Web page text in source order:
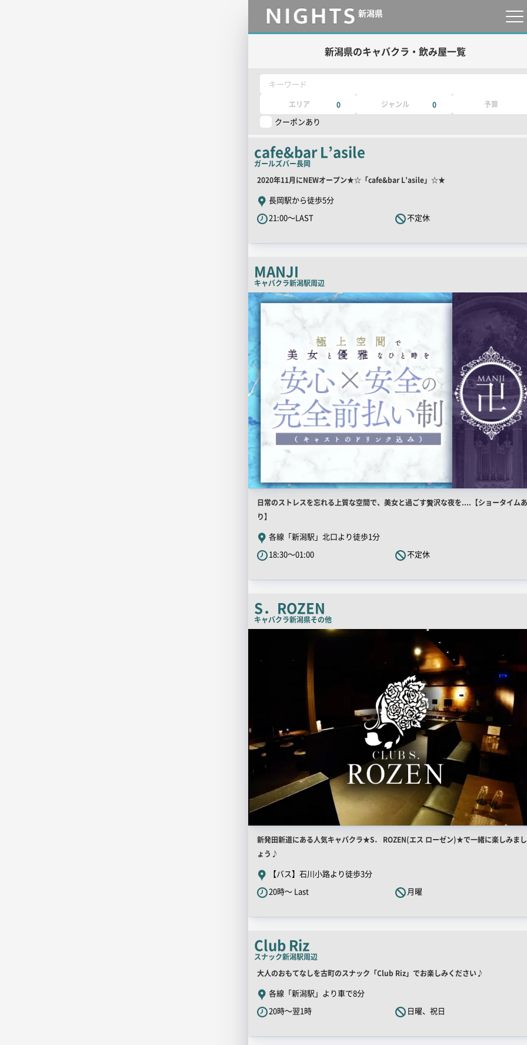
新潟県
新潟県のキャバクラ・飲み屋一覧
キーワード
エリア 0 ジャンル 0 予算
クーポンあり
cafe&bar L’asile
ガールズバー長岡
店
舗
PR
キ
チ
コ
ピ
ー
2020年11月にNEWオープン★☆「cafe&bar L’asile」☆★
長岡駅から徒歩5分
21:00～LAST
不定休
MANJI
キャバクラ新潟駅周辺
店
舗
PR
画
像
店
舗
PR
キ
ャ
コ
ピ
ー
日常のストレスを忘れる上質な空間で、美女と過ごす贅沢な夜を....【ショータイムあ
り】
各線「新潟駅」北口より徒歩1分
18:30～01:00
不定休
S．ROZEN
キャバクラ新潟県その他
店
舗
PR
キ
ャ
コ
ピ
新発田新道にある人気キャバクラ★S． ROZEN(エス ローゼン)★で一緒に楽しみまし
ょう♪
【バス】石川小路より徒歩3分
20時～ Last
月曜
Club Riz
スナック新潟駅周辺
店
舗
PR
キ
大人のおもてなしを古町のスナック「Club Riz」でお楽しみください♪
各線「新潟駅」より車で8分
20時～翌1時
日曜、祝日